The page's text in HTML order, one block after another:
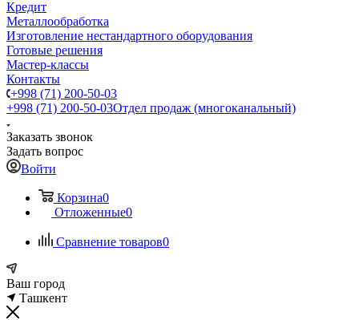
Кредит
Металлообработка
Изготовление нестандартного оборудования
Готовые решения
Мастер-классы
Контакты
+998 (71) 200-50-03
+998 (71) 200-50-03Отдел продаж (многоканальный)
Заказать звонок
Задать вопрос
Войти
Корзина0
Отложенные0
Сравнение товаров0
Ваш город
Ташкент